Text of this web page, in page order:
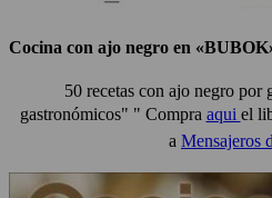
Cocina con ajo negro en
50 recetas con ajo negro por
gastronómicos" " Compra aqui el
a Mensajeros